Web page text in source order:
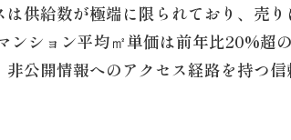
供給数が極端に限られており、売
ンション平均㎡単価は前年比20%超
公開情報へのアクセス経路を持つ